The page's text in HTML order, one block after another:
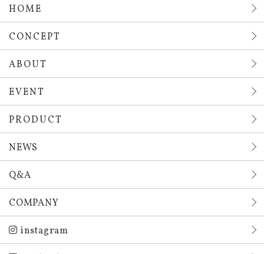
HOME
CONCEPT
ABOUT
EVENT
PRODUCT
NEWS
Q&A
COMPANY
instagram